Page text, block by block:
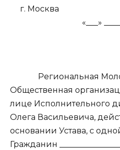
г. Москва
«___»
Региональная
Общественная
лице Исполнительного
Олега Васильевича,
основании Устава, с
Гражданин